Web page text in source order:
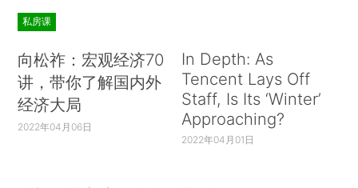
私房课
向松祚：宏观经济70
讲，带你了解国内外
经济大局
2022年04月06日
In Depth: As
Tencent Lays Off
Staff, Is Its ‘Winter’
Approaching?
2022年04月01日